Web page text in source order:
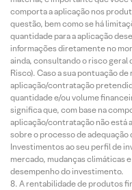
comporta a aplicação nos
questão, bem como se há
quantidade para a aplicação
informações diretamente no
ainda, consultando o risco geral
Risco). Caso a sua pontuação
aplicação/contratação
quantidade e/ou volume
significa que, com base na
aplicação/contratação não está
sobre o processo de
Investimentos ao seu perfil de
mercado, mudanças climáticas
desempenho do investimento.
A rentabilidade de produtos